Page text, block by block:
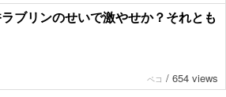
ブリンのせいで激やせか？それとも
ペコ / 654 views